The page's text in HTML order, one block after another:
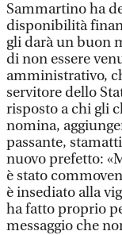
Sammartino ha
disponibilità
gli darà un buon
di non essere
amministrativo,
servitore dello
risposto a chi gli
nomina,
passante,
nuovo prefetto:
è stato
è insediato alla
ha fatto proprio
messaggio che